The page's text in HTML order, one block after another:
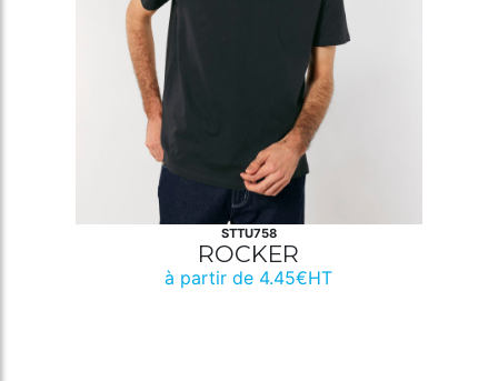
STTU758
ROCKER
à partir de 4.45€HT